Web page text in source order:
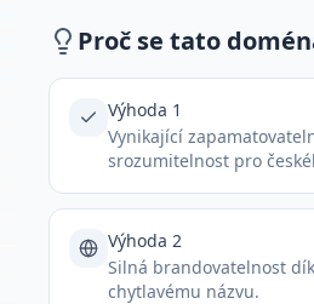
Proč se tato
Výhoda 1
Vynikající
srozumitelnost pro
Výhoda 2
Silná brandovatelnost
chytlavému názvu.